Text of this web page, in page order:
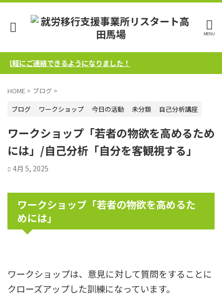
にご連絡できるようになりました！
HOME > ブログ >
ブログ
ワークショップ 今日の活動 未分類 自己分析講座
ワークショップ「若者の物欲を高めるため
には」/自己分析「自分を客観視する」
4月 5, 2025
ワークショップ「若者の物欲を高めるた
めには」
ワークショップは、意見に対して質問をすることに
クローズアップした訓練になっています。